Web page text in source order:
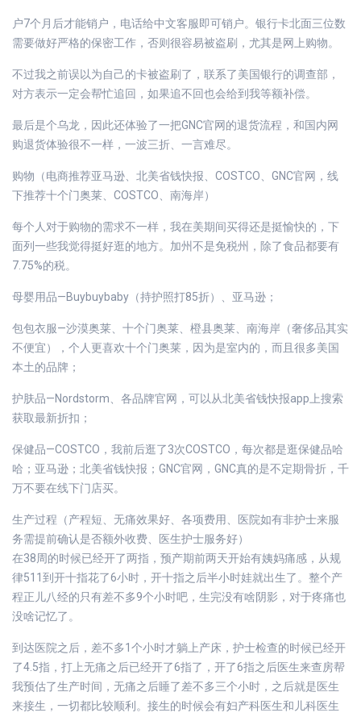
户7个月后才能销户，电话给中文客服即可销户。银行卡北面三位数
需要做好严格的保密工作，否则很容易被盗刷，尤其是网上购物。
不过我之前误以为自己的卡被盗刷了，联系了美国银行的调查部，
对方表示一定会帮忙追回，如果追不回也会给到我等额补偿。
最后是个乌龙，因此还体验了一把GNC官网的退货流程，和国内网
购退货体验很不一样，一波三折、一言难尽。
购物（电商推荐亚马逊、北美省钱快报、COSTCO、GNC官网，线
下推荐十个门奥莱、COSTCO、南海岸）
每个人对于购物的需求不一样，我在美期间买得还是挺愉快的，下
面列一些我觉得挺好逛的地方。加州不是免税州，除了食品都要有
7.75%的税。
母婴用品—Buybuybaby（持护照打85折）、亚马逊；
包包衣服—沙漠奥莱、十个门奥莱、橙县奥莱、南海岸（奢侈品其实
不便宜），个人更喜欢十个门奥莱，因为是室内的，而且很多美国
本土的品牌；
护肤品—Nordstorm、各品牌官网，可以从北美省钱快报app上搜索
获取最新折扣；
保健品—COSTCO，我前后逛了3次COSTCO，每次都是逛保健品哈
哈；亚马逊；北美省钱快报；GNC官网，GNC真的是不定期骨折，千
万不要在线下门店买。
生产过程（产程短、无痛效果好、各项费用、医院如有非护士来服
务需提前确认是否额外收费、医生护士服务好）
在38周的时候已经开了两指，预产期前两天开始有姨妈痛感，从规
律511到开十指花了6小时，开十指之后半小时娃就出生了。整个产
程正儿八经的只有差不多9个小时吧，生完没有啥阴影，对于疼痛也
没啥记忆了。
到达医院之后，差不多1个小时才躺上产床，护士检查的时候已经开
了4.5指，打上无痛之后已经开了6指了，开了6指之后医生来查房帮
我预估了生产时间，无痛之后睡了差不多三个小时，之后就是医生
来接生，一切都比较顺利。接生的时候会有妇产科医生和儿科医生